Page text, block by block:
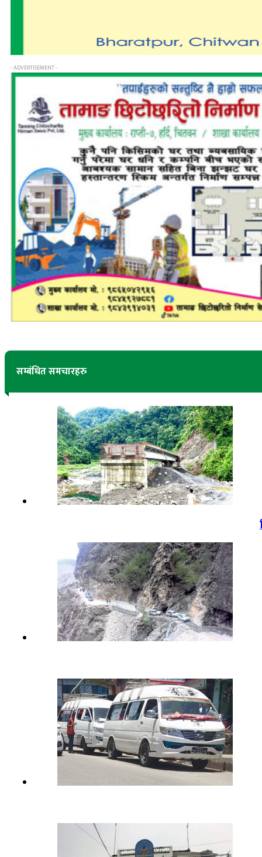
- ADVERTISEMENT -
सम्बंधित समचारहरु